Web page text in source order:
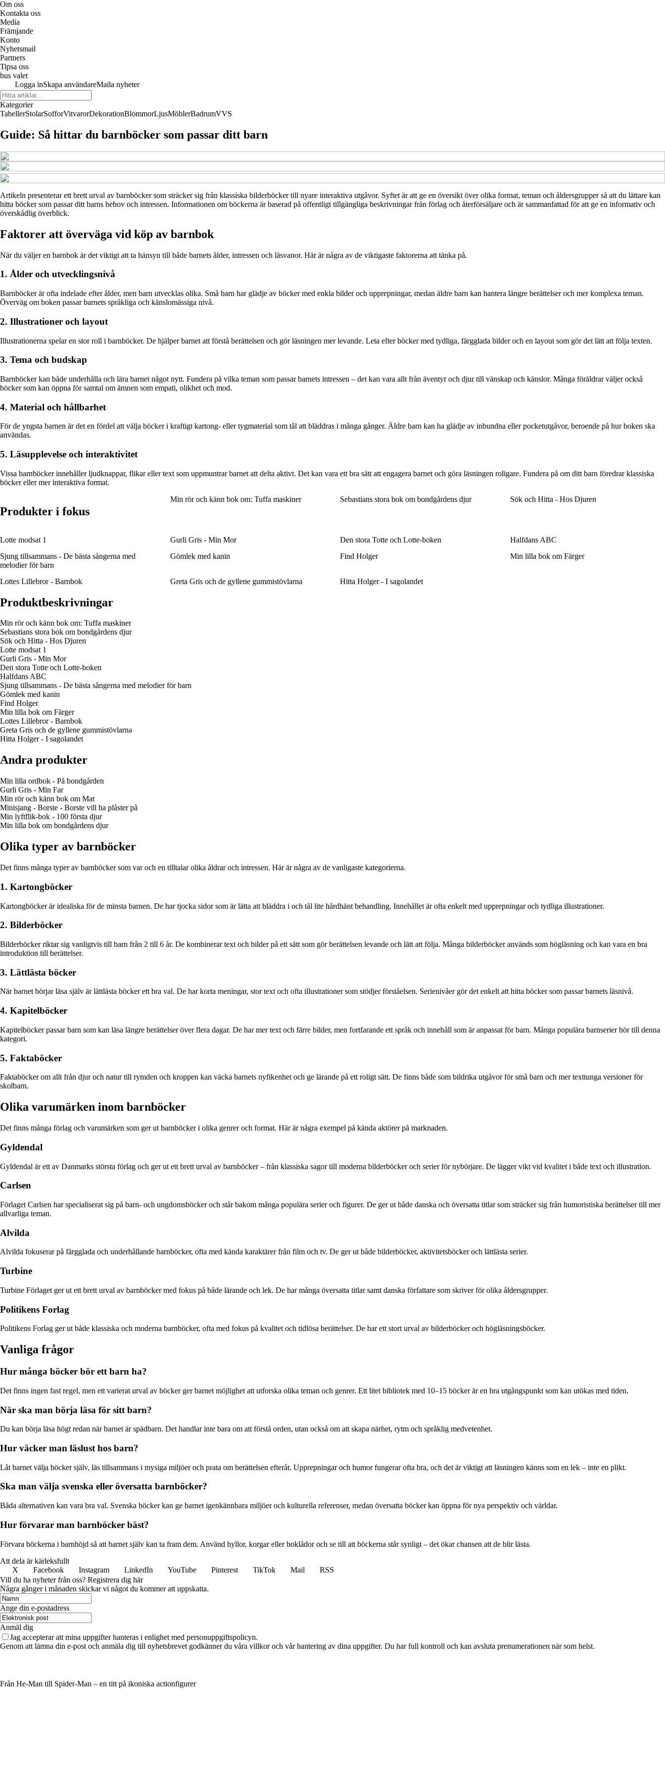
Om oss
Kontakta oss
Media
Främjande
Konto
Nyhetsmail
Partners
Tipsa oss
hus valet
Logga inSkapa användareMaila nyheter
Kategorier
TabellerStolarSofforVitvarorDekorationBlommorLjusMöblerBadrumVVS
Guide: Så hittar du barnböcker som passar ditt barn
Artikeln presenterar ett brett urval av barnböcker som sträcker sig från klassiska bilderböcker till nyare interaktiva utgåvor. Syftet är att ge en översikt över olika format, teman och åldersgrupper så att du lättare kan
hitta böcker som passar ditt barns behov och intressen. Informationen om böckerna är baserad på offentligt tillgängliga beskrivningar från förlag och återförsäljare och är sammanfattad för att ge en informativ och
överskådlig överblick.
Faktorer att överväga vid köp av barnbok
När du väljer en barnbok är det viktigt att ta hänsyn till både barnets ålder, intressen och läsvanor. Här är några av de viktigaste faktorerna att tänka på.
1. Ålder och utvecklingsnivå
Barnböcker är ofta indelade efter ålder, men barn utvecklas olika. Små barn har glädje av böcker med enkla bilder och upprepningar, medan äldre barn kan hantera längre berättelser och mer komplexa teman.
Överväg om boken passar barnets språkliga och känslomässiga nivå.
2. Illustrationer och layout
Illustrationerna spelar en stor roll i barnböcker. De hjälper barnet att förstå berättelsen och gör läsningen mer levande. Leta efter böcker med tydliga, färgglada bilder och en layout som gör det lätt att följa texten.
3. Tema och budskap
Barnböcker kan både underhålla och lära barnet något nytt. Fundera på vilka teman som passar barnets intressen – det kan vara allt från äventyr och djur till vänskap och känslor. Många föräldrar väljer också
böcker som kan öppna för samtal om ämnen som empati, olikhet och mod.
4. Material och hållbarhet
För de yngsta barnen är det en fördel att välja böcker i kraftigt kartong- eller tygmaterial som tål att bläddras i många gånger. Äldre barn kan ha glädje av inbundna eller pocketutgåvor, beroende på hur boken ska
användas.
5. Läsupplevelse och interaktivitet
Vissa barnböcker innehåller ljudknappar, flikar eller text som uppmuntrar barnet att delta aktivt. Det kan vara ett bra sätt att engagera barnet och göra läsningen roligare. Fundera på om ditt barn föredrar klassiska
böcker eller mer interaktiva format.
Produkter i fokus
Min rör och känn bok om: Tuffa maskiner Sebastians stora bok om bondgårdens djur Sök och Hitta - Hos Djuren
Lotte modsat 1 Gurli Gris - Min Mor Den stora Totte och Lotte-boken
Halfdans ABC
Sjung tillsammans - De bästa sångerna med
melodier för barn
Gömlek med kanin Find Holger Min lilla bok om Färger
Lottes Lillebror - Barnbok Greta Gris och de gyllene gummistövlarna Hitta Holger - I sagolandet
Produktbeskrivningar
Min rör och känn bok om: Tuffa maskiner
Sebastians stora bok om bondgårdens djur
Sök och Hitta - Hos Djuren
Lotte modsat 1
Gurli Gris - Min Mor
Den stora Totte och Lotte-boken
Halfdans ABC
Sjung tillsammans - De bästa sångerna med melodier för barn
Gömlek med kanin
Find Holger
Min lilla bok om Färger
Lottes Lillebror - Barnbok
Greta Gris och de gyllene gummistövlarna
Hitta Holger - I sagolandet
Andra produkter
Min lilla ordbok - På bondgården
Gurli Gris - Min Far
Min rör och känn bok om Mat
Minisjang - Borste - Borste vill ha plåster på
Min lyftflik-bok - 100 första djur
Min lilla bok om bondgårdens djur
Olika typer av barnböcker
Det finns många typer av barnböcker som var och en tilltalar olika åldrar och intressen. Här är några av de vanligaste kategorierna.
1. Kartongböcker
Kartongböcker är idealiska för de minsta barnen. De har tjocka sidor som är lätta att bläddra i och tål lite hårdhänt behandling. Innehållet är ofta enkelt med upprepningar och tydliga illustrationer.
2. Bilderböcker
Bilderböcker riktar sig vanligtvis till barn från 2 till 6 år. De kombinerar text och bilder på ett sätt som gör berättelsen levande och lätt att följa. Många bilderböcker används som högläsning och kan vara en bra
introduktion till berättelser.
3. Lättlästa böcker
När barnet börjar läsa själv är lättlästa böcker ett bra val. De har korta meningar, stor text och ofta illustrationer som stödjer förståelsen. Serienivåer gör det enkelt att hitta böcker som passar barnets läsnivå.
4. Kapitelböcker
Kapitelböcker passar barn som kan läsa längre berättelser över flera dagar. De har mer text och färre bilder, men fortfarande ett språk och innehåll som är anpassat för barn. Många populära barnserier hör till denna
kategori.
5. Faktaböcker
Faktaböcker om allt från djur och natur till rymden och kroppen kan väcka barnets nyfikenhet och ge lärande på ett roligt sätt. De finns både som bildrika utgåvor för små barn och mer texttunga versioner för
skolbarn.
Olika varumärken inom barnböcker
Det finns många förlag och varumärken som ger ut barnböcker i olika genrer och format. Här är några exempel på kända aktörer på marknaden.
Gyldendal
Gyldendal är ett av Danmarks största förlag och ger ut ett brett urval av barnböcker – från klassiska sagor till moderna bilderböcker och serier för nybörjare. De lägger vikt vid kvalitet i både text och illustration.
Carlsen
Förlaget Carlsen har specialiserat sig på barn- och ungdomsböcker och står bakom många populära serier och figurer. De ger ut både danska och översatta titlar som sträcker sig från humoristiska berättelser till mer
allvarliga teman.
Alvilda
Alvilda fokuserar på färgglada och underhållande barnböcker, ofta med kända karaktärer från film och tv. De ger ut både bilderböcker, aktivitetsböcker och lättlästa serier.
Turbine
Turbine Förlaget ger ut ett brett urval av barnböcker med fokus på både lärande och lek. De har många översatta titlar samt danska författare som skriver för olika åldersgrupper.
Politikens Forlag
Politikens Forlag ger ut både klassiska och moderna barnböcker, ofta med fokus på kvalitet och tidlösa berättelser. De har ett stort urval av bilderböcker och högläsningsböcker.
Vanliga frågor
Hur många böcker bör ett barn ha?
Det finns ingen fast regel, men ett varierat urval av böcker ger barnet möjlighet att utforska olika teman och genrer. Ett litet bibliotek med 10–15 böcker är en bra utgångspunkt som kan utökas med tiden.
När ska man börja läsa för sitt barn?
Du kan börja läsa högt redan när barnet är spädbarn. Det handlar inte bara om att förstå orden, utan också om att skapa närhet, rytm och språklig medvetenhet.
Hur väcker man läslust hos barn?
Låt barnet välja böcker själv, läs tillsammans i mysiga miljöer och prata om berättelsen efteråt. Upprepningar och humor fungerar ofta bra, och det är viktigt att läsningen känns som en lek – inte en plikt.
Ska man välja svenska eller översatta barnböcker?
Båda alternativen kan vara bra val. Svenska böcker kan ge barnet igenkännbara miljöer och kulturella referenser, medan översatta böcker kan öppna för nya perspektiv och världar.
Hur förvarar man barnböcker bäst?
Förvara böckerna i barnhöjd så att barnet själv kan ta fram dem. Använd hyllor, korgar eller boklådor och se till att böckerna står synligt – det ökar chansen att de blir lästa.
Att dela är kärleksfullt
X
Facebook Instagram LinkedIn YouTube Pinterest TikTok Mail
RSS
Vill du ha nyheter från oss? Registrera dig här
Några gånger i månaden skickar vi något du kommer att uppskatta.
Ange din e-postadress
Anmäl dig
Jag accepterar att mina uppgifter hanteras i enlighet med personuppgiftspolicyn.
Genom att lämna din e-post och anmäla dig till nyhetsbrevet godkänner du våra villkor och vår hantering av dina uppgifter. Du har full kontroll och kan avsluta prenumerationen när som helst.
Från He-Man till Spider-Man – en titt på ikoniska actionfigurer